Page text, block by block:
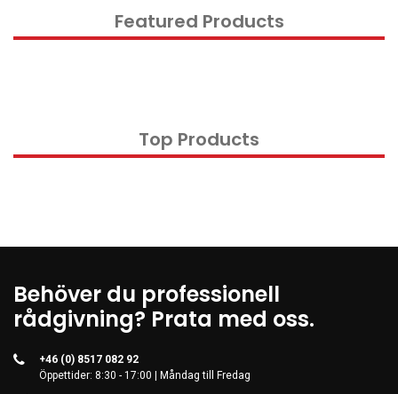
Displays & Projectors
Supplies
Accessories
AV & Multimedia
Featured Products
Top Products
Behöver du professionell
rådgivning? Prata med oss.
+46 (0) 8517 082 92
Öppettider: 8:30 - 17:00 | Måndag till Fredag